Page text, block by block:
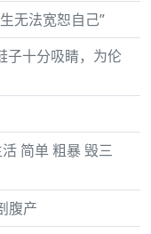
无法宽恕自己”
子十分吸睛，为伦
简单 粗暴 毁三
腹产